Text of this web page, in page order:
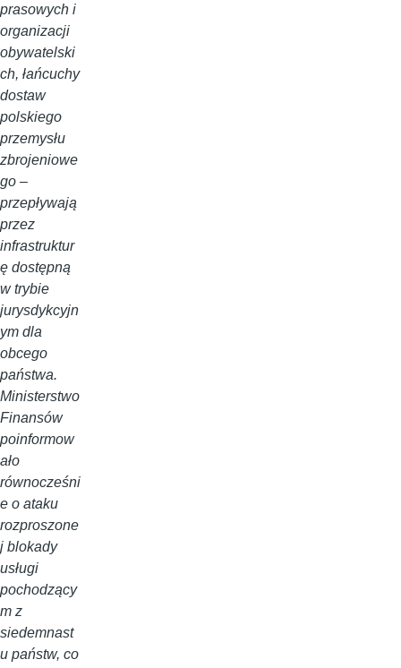
prasowych i
organizacji
obywatelski
ch, łańcuchy
dostaw
polskiego
przemysłu
zbrojeniowe
go –
przepływają
przez
infrastruktur
ę dostępną
w trybie
jurysdykcyjn
ym dla
obcego
państwa.
Ministerstwo
Finansów
poinformow
ało
równocześni
e o ataku
rozproszone
j blokady
usługi
pochodzący
m z
siedemnast
u państw, co